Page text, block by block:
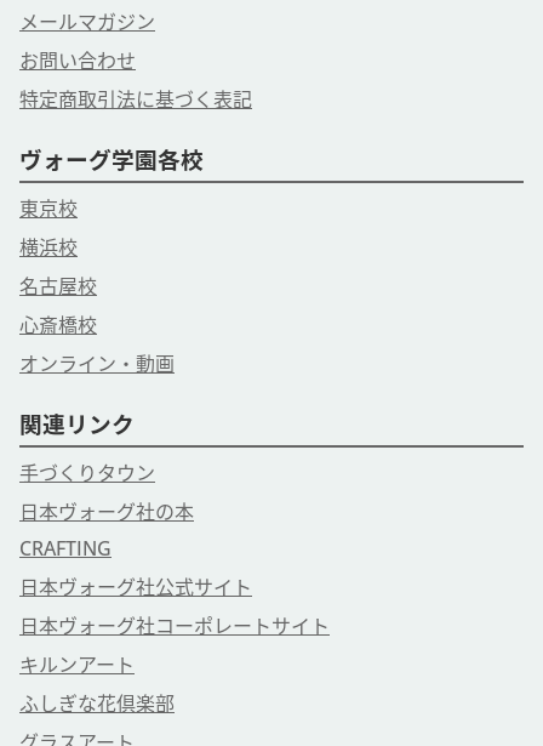
メールマガジン
お問い合わせ
特定商取引法に基づく表記
ヴォーグ学園各校
東京校
横浜校
名古屋校
心斎橋校
オンライン・動画
関連リンク
手づくりタウン
日本ヴォーグ社の本
CRAFTING
日本ヴォーグ社公式サイト
日本ヴォーグ社コーポレートサイト
キルンアート
ふしぎな花倶楽部